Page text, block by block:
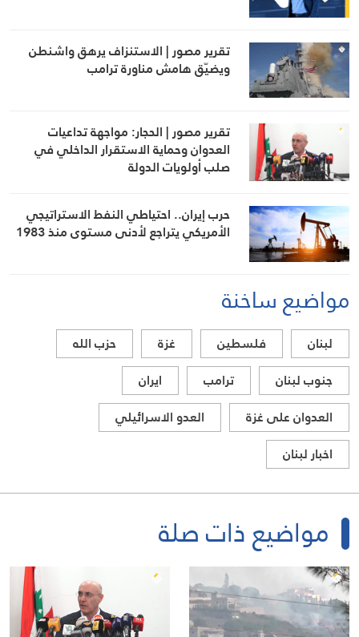
تقرير مصور | الاستنزاف يرهق واشنطن
ويضيّق هامش مناورة ترامب
تقرير مصور | الحجار: مواجهة تداعيات
العدوان وحماية الاستقرار الداخلي في
صلب أولويات الدولة
حرب إيران.. احتياطي النفط الاستراتيجي
الأمريكي يتراجع لأدنى مستوى منذ 1983
مواضيع ساخنة
لبنان فلسطين غزة
حزب الله
جنوب لبنان
ترامب
ايران
العدوان على غزة
العدو الاسرائيلي
اخبار لبنان
مواضيع ذات صلة